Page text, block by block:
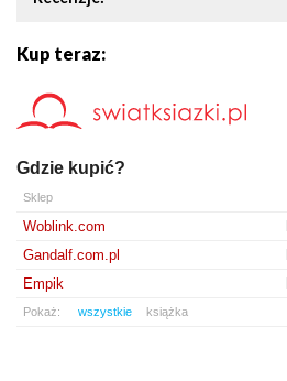
Kup teraz:
Gdzie kupić?
Sklep
Woblink.com
Gandalf.com.pl
Empik
Pokaż: wszystkie książka